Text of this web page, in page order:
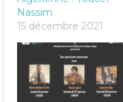
Nassim
15 décembre 2021